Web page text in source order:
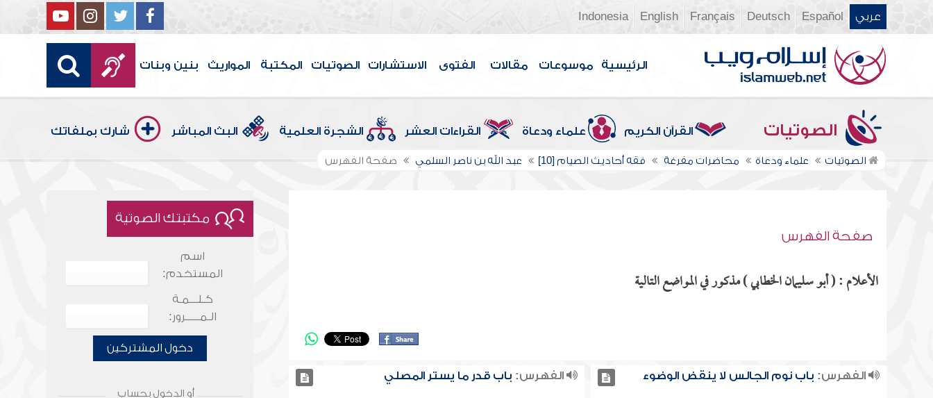
عربي Español
Deutsch
Français
English
Indonesia
الرئيسية موسوعات مقالات الفتوى الاستشارات الصوتيات المكتبة المواريث بنين وبنات
الصوتيات القرآن الكريم علماء ودعاة القراءات العشر الشجرة العلمية البث المباشر شارك بملفاتك
الصوتيات علماء ودعاة محاضرات مفرغة فقه أحاديث الصيام [10] عبد الله بن ناصر السلمي صفحة الفهرس
صفحة الفهرس
الأعلام : ( أبو سليمان الخطابي ) مذكور في المواضع التالية
الفهرس: باب نوم الجالس لا ينقض الوضوء الفهرس: باب قدر ما يستر المصلي
مكتبتك الصوتية
اسم
المستخدم:
كـلـــمـة
الـمـــــرور:
دخول المشتركين
أو الدخول بحساب